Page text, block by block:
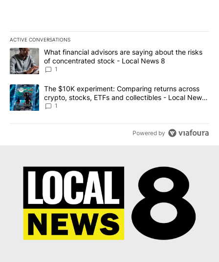
ACTIVE CONVERSATIONS
The following is a list of the most commented articles in the last
A trending article titled "What financial advisors are saying
What financial advisors are saying about the risks
of concentrated stock - Local News 8
1
A trending article titled "The $10K experiment: Comparing
The $10K experiment: Comparing returns across
crypto, stocks, ETFs and collectibles - Local News
8
1
Powered by